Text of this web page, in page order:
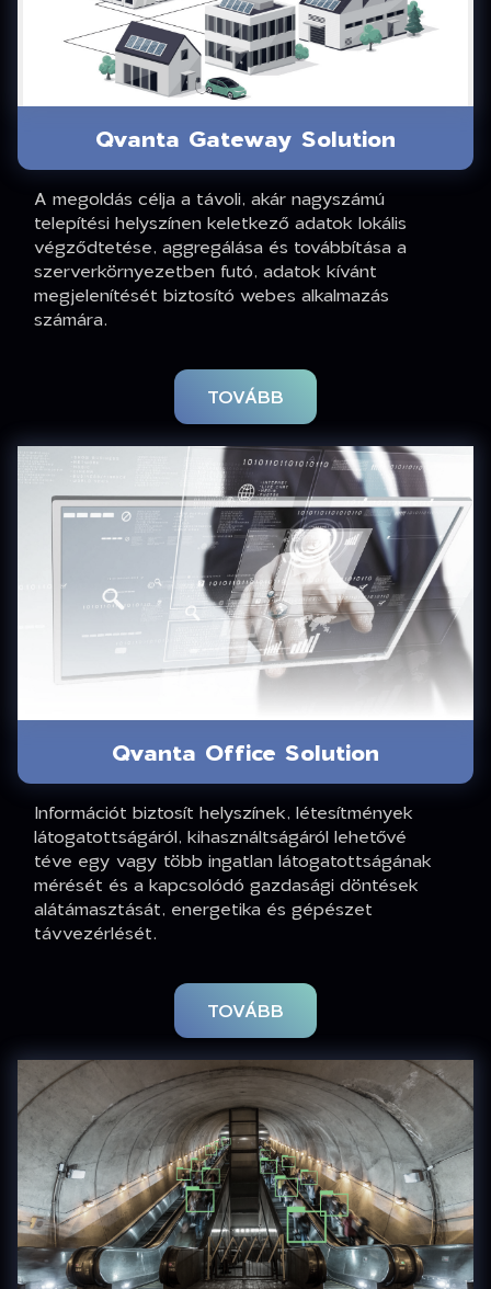
Qvanta Gateway Solution
A megoldás célja a távoli, akár nagyszámú
telepítési helyszínen keletkező adatok lokális
végződtetése, aggregálása és továbbítása a
szerverkörnyezetben futó, adatok kívánt
megjelenítését biztosító webes alkalmazás
számára.
TOVÁBB
Qvanta Office Solution
Információt biztosít helyszínek, létesítmények
látogatottságáról, kihasználtságáról lehetővé
téve egy vagy több ingatlan látogatottságának
mérését és a kapcsolódó gazdasági döntések
alátámasztását, energetika és gépészet
távvezérlését.
TOVÁBB